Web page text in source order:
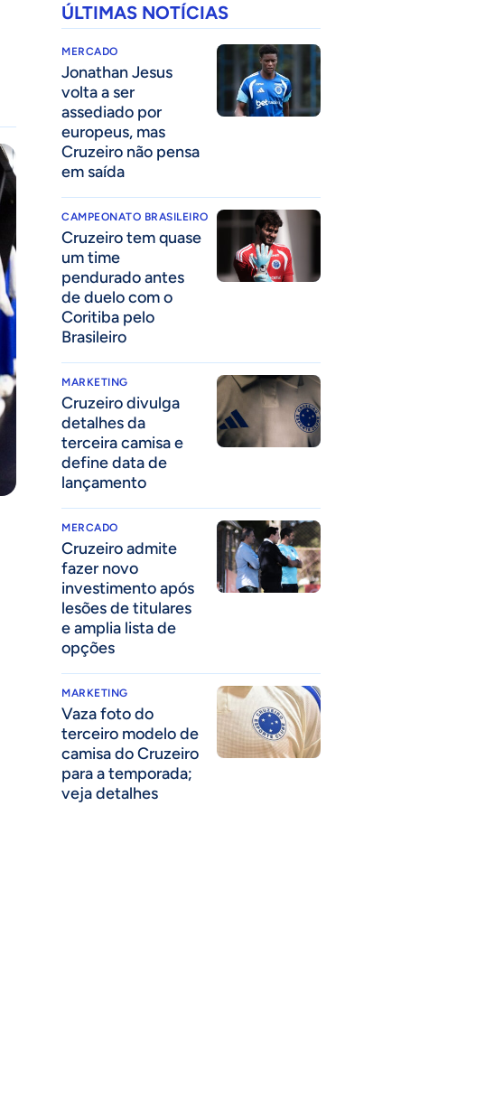
ÚLTIMAS NOTÍCIAS
MERCADO
Jonathan Jesus
volta a ser
assediado por
europeus, mas
Cruzeiro não pensa
em saída
CAMPEONATO BRASILEIRO
Cruzeiro tem quase
um time
pendurado antes
de duelo com o
Coritiba pelo
Brasileiro
MARKETING
Cruzeiro divulga
detalhes da
terceira camisa e
define data de
lançamento
MERCADO
Cruzeiro admite
fazer novo
investimento após
lesões de titulares
e amplia lista de
opções
MARKETING
Vaza foto do
terceiro modelo de
camisa do Cruzeiro
para a temporada;
veja detalhes